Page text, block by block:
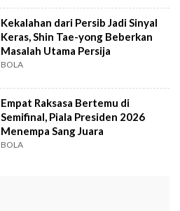
Kekalahan dari Persib Jadi Sinyal
Keras, Shin Tae-yong Beberkan
Masalah Utama Persija
BOLA
Empat Raksasa Bertemu di
Semifinal, Piala Presiden 2026
Menempa Sang Juara
BOLA